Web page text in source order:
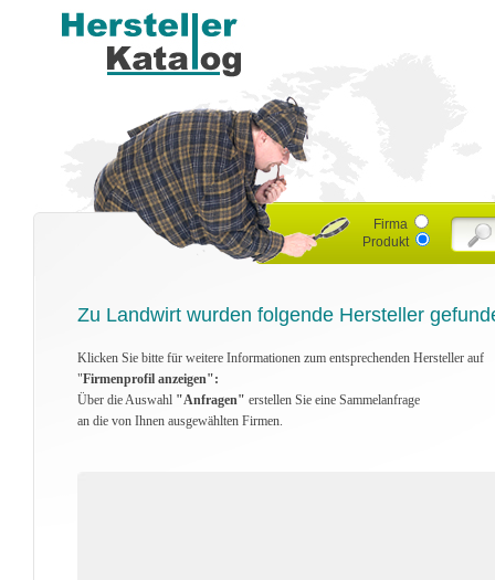
Firma
Produkt
Zu Landwirt wurden folgende Hersteller
Klicken Sie bitte für weitere Informationen zum entsprechenden Hersteller auf
"Firmenprofil anzeigen":
Über die Auswahl "Anfragen" erstellen Sie eine Sammelanfrage
an die von Ihnen ausgewählten Firmen.